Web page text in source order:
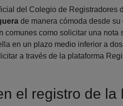
del Colegio de Registradores
de manera cómoda desde su
comunes como solicitar una nota
en un plazo medio inferior a
a través de la plataforma
el registro de